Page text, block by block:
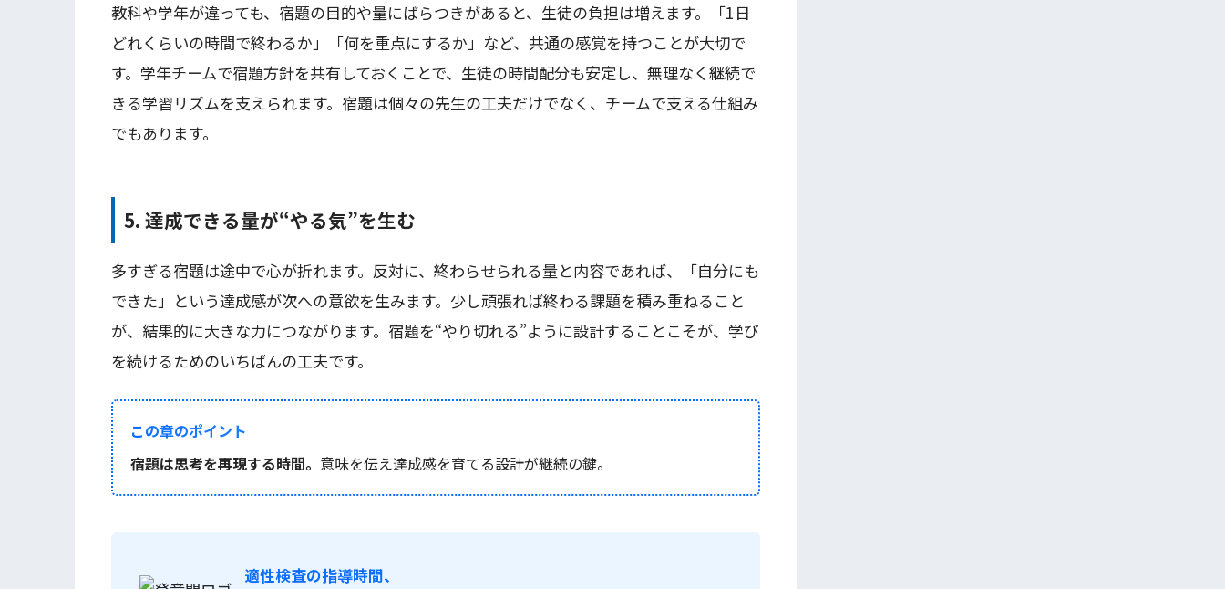
教科や学年が違っても、宿題の目的や量にばらつきがあると、生徒の負担は増えます。「1日
どれくらいの時間で終わるか」「何を重点にするか」など、共通の感覚を持つことが大切で
す。学年チームで宿題方針を共有しておくことで、生徒の時間配分も安定し、無理なく継続で
きる学習リズムを支えられます。宿題は個々の先生の工夫だけでなく、チームで支える仕組み
でもあります。
5. 達成できる量が“やる気”を生む
多すぎる宿題は途中で心が折れます。反対に、終わらせられる量と内容であれば、「自分にも
できた」という達成感が次への意欲を生みます。少し頑張れば終わる課題を積み重ねること
が、結果的に大きな力につながります。宿題を“やり切れる”ように設計することこそが、学び
を続けるためのいちばんの工夫です。
この章のポイント
宿題は思考を再現する時間。 意味を伝え達成感を育てる設計が継続の鍵。
適性検査の指導時間、